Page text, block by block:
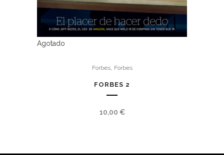
Agotado
Forbes, Forbes
FORBES 2
10,00 €